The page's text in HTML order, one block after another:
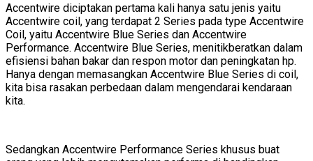
Accentwire diciptakan pertama kali hanya satu jenis yaitu
Accentwire coil, yang terdapat 2 Series pada type Accentwire
Coil, yaitu Accentwire Blue Series dan Accentwire
Performance. Accentwire Blue Series, menitikberatkan dalam
efisiensi bahan bakar dan respon motor dan peningkatan hp.
Hanya dengan memasangkan Accentwire Blue Series di coil,
kita bisa rasakan perbedaan dalam mengendarai kendaraan
kita.
Sedangkan Accentwire Performance Series khusus buat